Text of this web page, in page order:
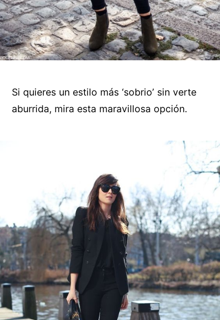
Si quieres un estilo más ‘sobrio’ sin verte
aburrida, mira esta maravillosa opción.